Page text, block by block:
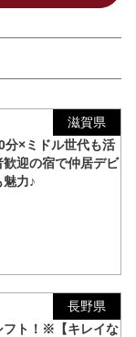
滋賀県
分×ミドル世代も活
迎の宿で仲居デビ
魅力♪
長野県
ト！※【キレイな